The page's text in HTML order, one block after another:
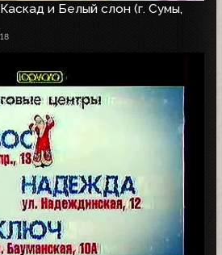
и Белый слон (г. Сумы,